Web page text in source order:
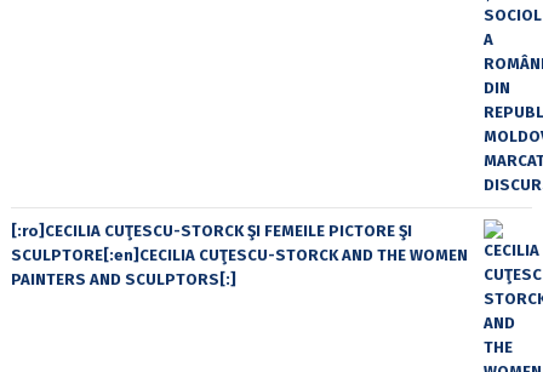
[:ro]CECILIA CUŢESCU-STORCK ŞI FEMEILE PICTORE ŞI
SCULPTORE[:en]CECILIA CUŢESCU-STORCK AND THE WOMEN
PAINTERS AND SCULPTORS[:]